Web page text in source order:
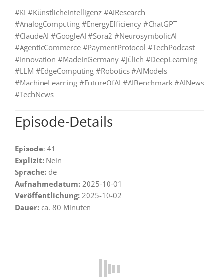
#KI #KünstlicheIntelligenz #AIResearch
#AnalogComputing #EnergyEfficiency #ChatGPT
#ClaudeAI #GoogleAI #Sora2 #NeurosymbolicAI
#AgenticCommerce #PaymentProtocol #TechPodcast
#Innovation #MadeInGermany #Jülich #DeepLearning
#LLM #EdgeComputing #Robotics #AIModels
#MachineLearning #FutureOfAI #AIBenchmark #AINews
#TechNews
Episode-Details
Episode:41
Explizit:Nein
Sprache:de
Aufnahmedatum:2025-10-01
Veröffentlichung:2025-10-02
Dauer:ca. 80 Minuten